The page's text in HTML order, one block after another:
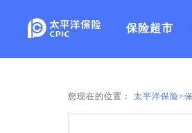
保险超市
您现在的位置： 太平洋保险>